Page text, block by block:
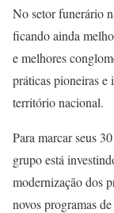
No setor funerário
ficando ainda
e melhores
práticas pioneiras e
território nacional.
Para marcar seus
grupo está
modernização dos
novos programas